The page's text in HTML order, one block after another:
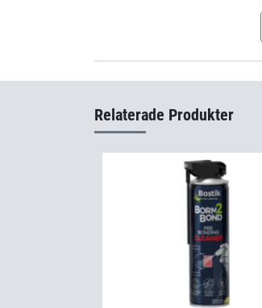
Relaterade Produkter